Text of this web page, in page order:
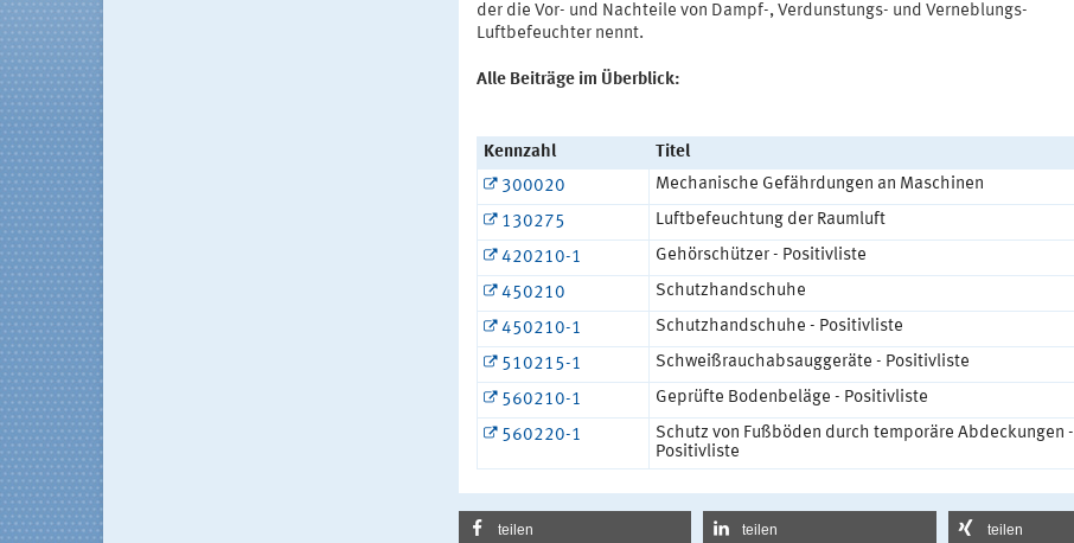
der die Vor- und Nachteile von Dampf-, Verdunstungs- und Verneblungs-
Luftbefeuchter nennt.
Alle Beiträge im Überblick:
Kennzahl
Titel
300020
Mechanische Gefährdungen an Maschinen
130275 Luftbefeuchtung der Raumluft
420210-1 Gehörschützer - Positivliste
450210 Schutzhandschuhe
450210-1 Schutzhandschuhe - Positivliste
510215-1 Schweißrauchabsauggeräte - Positivliste
560210-1 Geprüfte Bodenbeläge - Positivliste
560220-1
Schutz von Fußböden durch temporäre Abdeckungen -
Positivliste
teilen teilen teilen